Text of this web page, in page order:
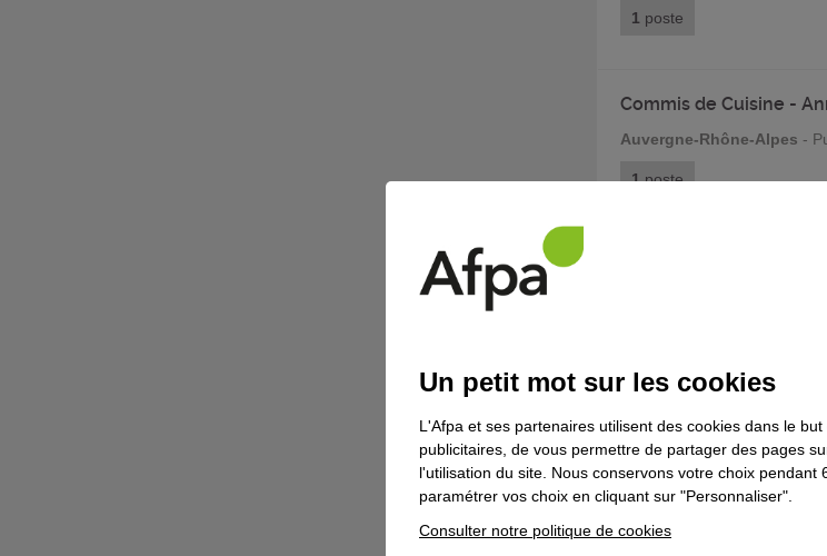
1 poste
Commis de Cuisine -
Auvergne-Rhône-Alpes -
1poste
Conseiller en Insertion
Auvergne-Rhône-Alpes -
1poste
Un petit mot sur les cookies
L'Afpa et ses partenaires utilisent des cookies dans le
publicitaires, de vous permettre de partager des pages
l'utilisation du site. Nous conservons votre choix pendant
paramétrer vos choix en cliquant sur "Personnaliser".
Consulter notre politique de cookies